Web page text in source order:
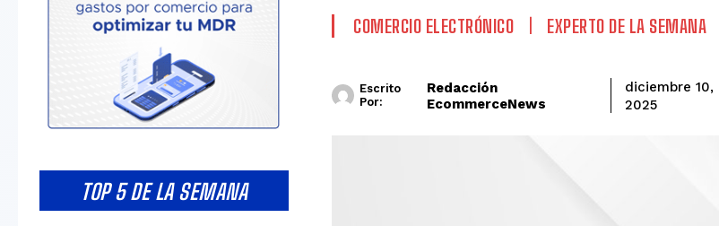
TOP 5 DE LA SEMANA
COMERCIO ELECTRÓNICO EXPERTO DE LA SEMANA
Escrito
Por:
Redacción
EcommerceNews
diciembre 10,
2025